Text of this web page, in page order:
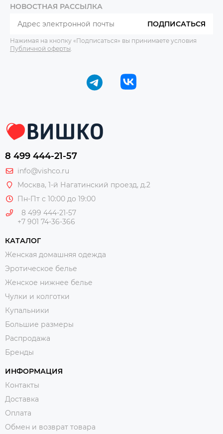
НОВОСТНАЯ РАССЫЛКА
ПОДПИСАТЬСЯ
Нажимая на кнопку «Подписаться» вы принимаете условия
Публичной оферты
8 499 444-21-57
info@vishco.ru
Москва, 1-й Нагатинский проезд, д.2
Пн-Пт с 10:00 до 19:00
8 499 444-21-57
+7 901 74-36-366
КАТАЛОГ
Женская домашняя одежда
Эротическое белье
Женское нижнее белье
Чулки и колготки
Купальники
Большие размеры
Распродажа
Бренды
ИНФОРМАЦИЯ
Контакты
Доставка
Оплата
Обмен и возврат товара